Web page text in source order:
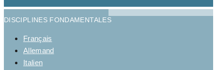
DISCIPLINES FONDAMENTALES
Français
Allemand
Italien